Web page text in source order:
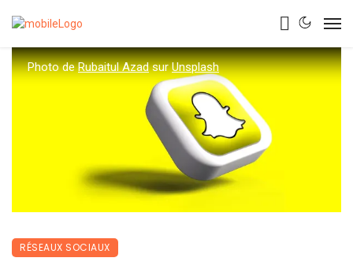
Photo deRubaitul AzadsurUnsplash
RÉSEAUX SOCIAUX